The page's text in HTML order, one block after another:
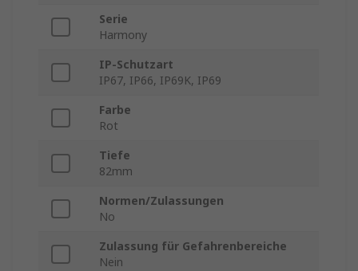
Serie
Harmony
IP-Schutzart
IP67, IP66, IP69K, IP69
Farbe
Rot
Tiefe
82mm
Normen/Zulassungen
No
Zulassung für Gefahrenbereiche
Nein